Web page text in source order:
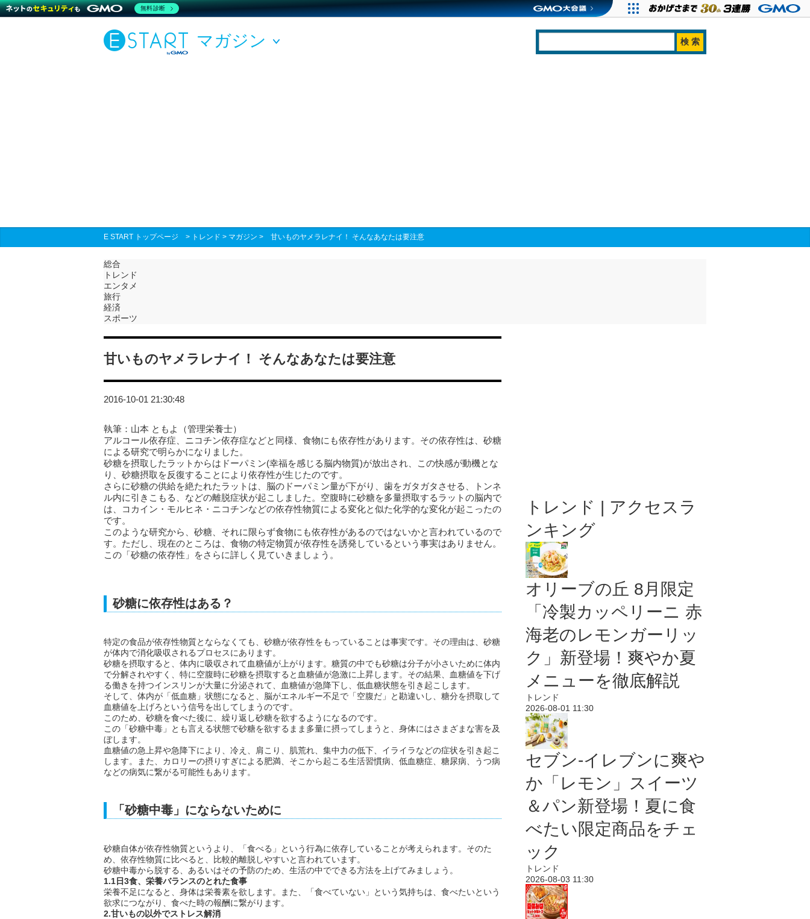
マガジン
E START トップページ > トレンド > マガジン > 甘いものヤメラレナイ！ そんなあなたは要注意
総合
トレンド
エンタメ
旅行
経済
スポーツ
甘いものヤメラレナイ！ そんなあなたは要注意
2016-10-01 21:30:48
執筆：山本 ともよ（管理栄養士）
アルコール依存症、ニコチン依存症などと同様、食物にも依存性があります。その依存性は、砂糖
による研究で明らかになりました。
砂糖を摂取したラットからはドーパミン(幸福を感じる脳内物質)が放出され、この快感が動機とな
り、砂糖摂取を反復することにより依存性が生じたのです。
さらに砂糖の供給を絶たれたラットは、脳のドーパミン量が下がり、歯をガタガタさせる、トンネ
ル内に引きこもる、などの離脱症状が起こしました。空腹時に砂糖を多量摂取するラットの脳内で
は、コカイン・モルヒネ・ニコチンなどの依存性物質による変化と似た化学的な変化が起こったの
です。
このような研究から、砂糖、それに限らず食物にも依存性があるのではないかと言われているので
す。ただし、現在のところは、食物の特定物質が依存性を誘発しているという事実はありません。
この「砂糖の依存性」をさらに詳しく見ていきましょう。
砂糖に依存性はある？
特定の食品が依存性物質とならなくても、砂糖が依存性をもっていることは事実です。その理由は、砂糖
が体内で消化吸収されるプロセスにあります。
砂糖を摂取すると、体内に吸収されて血糖値が上がります。糖質の中でも砂糖は分子が小さいために体内
で分解されやすく、特に空腹時に砂糖を摂取すると血糖値が急激に上昇します。その結果、血糖値を下げ
る働きを持つインスリンが大量に分泌されて、血糖値が急降下し、低血糖状態を引き起こします。
そして、体内が「低血糖」状態になると、脳がエネルギー不足で「空腹だ」と勘違いし、糖分を摂取して
血糖値を上げろという信号を出してしまうのです。
このため、砂糖を食べた後に、繰り返し砂糖を欲するようになるのです。
この「砂糖中毒」とも言える状態で砂糖を欲するまま多量に摂ってしまうと、身体にはさまざまな害を及
ぼします。
血糖値の急上昇や急降下により、冷え、肩こり、肌荒れ、集中力の低下、イライラなどの症状を引き起こ
します。また、カロリーの摂りすぎによる肥満、そこから起こる生活習慣病、低血糖症、糖尿病、うつ病
などの病気に繋がる可能性もあります。
「砂糖中毒」にならないために
砂糖自体が依存性物質というより、「食べる」という行為に依存していることが考えられます。そのた
め、依存性物質に比べると、比較的離脱しやすいと言われています。
砂糖中毒から脱する、あるいはその予防のため、生活の中でできる方法を上げてみましょう。
1.1日3食、栄養バランスのとれた食事
栄養不足になると、身体は栄養素を欲します。また、「食べていない」という気持ちは、食べたいという
欲求につながり、食べた時の報酬に繋がります。
2.甘いもの以外でストレス解消
トレンド | アクセスラ
ンキング
オリーブの丘 8月限定
「冷製カッペリーニ 赤
海老のレモンガーリッ
ク」新登場！爽やか夏
メニューを徹底解説
トレンド
2026-08-01 11:30
セブン‐イレブンに爽や
か「レモン」スイーツ
＆パン新登場！夏に食
べたい限定商品をチェ
ック
トレンド
2026-08-03 11:30
無料診断